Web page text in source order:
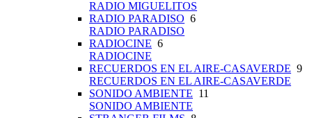
RADIO MIGUELITOS
RADIO PARADISO 6
RADIO PARADISO
RADIOCINE 6
RADIOCINE
RECUERDOS EN EL AIRE-CASAVERDE 9
RECUERDOS EN EL AIRE-CASAVERDE
SONIDO AMBIENTE 11
SONIDO AMBIENTE